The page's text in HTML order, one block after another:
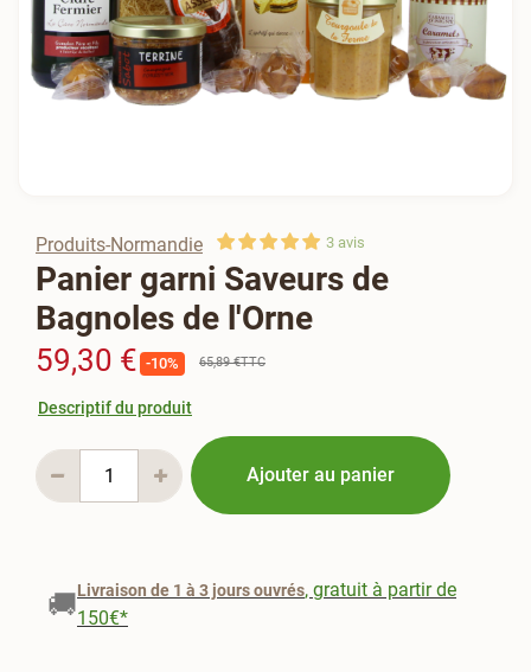
Produits-Normandie 3avis
Panier garni Saveurs de
Bagnoles de l'Orne
59,30 € -10% 65,89 €TTC
Descriptif du produit
Ajouter au panier
🚚Livraison de 1 à 3 jours ouvrés, gratuit à partir de
150€*